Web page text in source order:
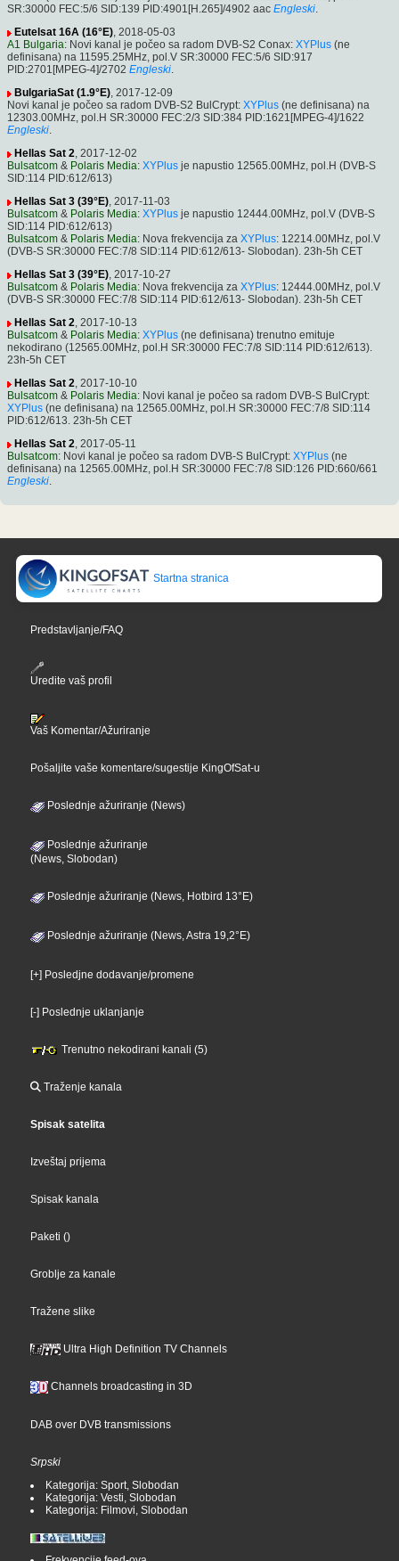
SR:30000 FEC:5/6 SID:139 PID:4901[H.265]/4902 aac Engleski.
Eutelsat 16A (16°E), 2018-05-03
A1 Bulgaria: Novi kanal je počeo sa radom DVB-S2 Conax: XYPlus (ne
definisana) na 11595.25MHz, pol.V SR:30000 FEC:5/6 SID:917
PID:2701[MPEG-4]/2702 Engleski.
BulgariaSat (1.9°E), 2017-12-09
Novi kanal je počeo sa radom DVB-S2 BulCrypt: XYPlus (ne definisana) na
12303.00MHz, pol.H SR:30000 FEC:2/3 SID:384 PID:1621[MPEG-4]/1622
Engleski.
Hellas Sat 2, 2017-12-02
Bulsatcom & Polaris Media: XYPlus je napustio 12565.00MHz, pol.H (DVB-S
SID:114 PID:612/613)
Hellas Sat 3 (39°E), 2017-11-03
Bulsatcom & Polaris Media: XYPlus je napustio 12444.00MHz, pol.V (DVB-S
SID:114 PID:612/613)
Bulsatcom & Polaris Media: Nova frekvencija za XYPlus: 12214.00MHz, pol.V
(DVB-S SR:30000 FEC:7/8 SID:114 PID:612/613- Slobodan). 23h-5h CET
Hellas Sat 3 (39°E), 2017-10-27
Bulsatcom & Polaris Media: Nova frekvencija za XYPlus: 12444.00MHz, pol.V
(DVB-S SR:30000 FEC:7/8 SID:114 PID:612/613- Slobodan). 23h-5h CET
Hellas Sat 2, 2017-10-13
Bulsatcom & Polaris Media: XYPlus (ne definisana) trenutno emituje
nekodirano (12565.00MHz, pol.H SR:30000 FEC:7/8 SID:114 PID:612/613).
23h-5h CET
Hellas Sat 2, 2017-10-10
Bulsatcom & Polaris Media: Novi kanal je počeo sa radom DVB-S BulCrypt:
XYPlus (ne definisana) na 12565.00MHz, pol.H SR:30000 FEC:7/8 SID:114
PID:612/613. 23h-5h CET
Hellas Sat 2, 2017-05-11
Bulsatcom: Novi kanal je počeo sa radom DVB-S BulCrypt: XYPlus (ne
definisana) na 12565.00MHz, pol.H SR:30000 FEC:7/8 SID:126 PID:660/661
Engleski.
Startna stranica
Predstavljanje/FAQ
Uredite vaš profil
Vaš Komentar/Ažuriranje
Pošaljite vaše komentare/sugestije KingOfSat-u
Poslednje ažuriranje (News)
Poslednje ažuriranje
(News, Slobodan)
Poslednje ažuriranje (News, Hotbird 13°E)
Poslednje ažuriranje (News, Astra 19,2°E)
[+] Posledjne dodavanje/promene
[-] Poslednje uklanjanje
Trenutno nekodirani kanali (5)
Traženje kanala
Spisak satelita
Izveštaj prijema
Spisak kanala
Paketi ()
Groblje za kanale
Tražene slike
Ultra High Definition TV Channels
Channels broadcasting in 3D
DAB over DVB transmissions
Srpski
Kategorija: Sport, Slobodan
Kategorija: Vesti, Slobodan
Kategorija: Filmovi, Slobodan